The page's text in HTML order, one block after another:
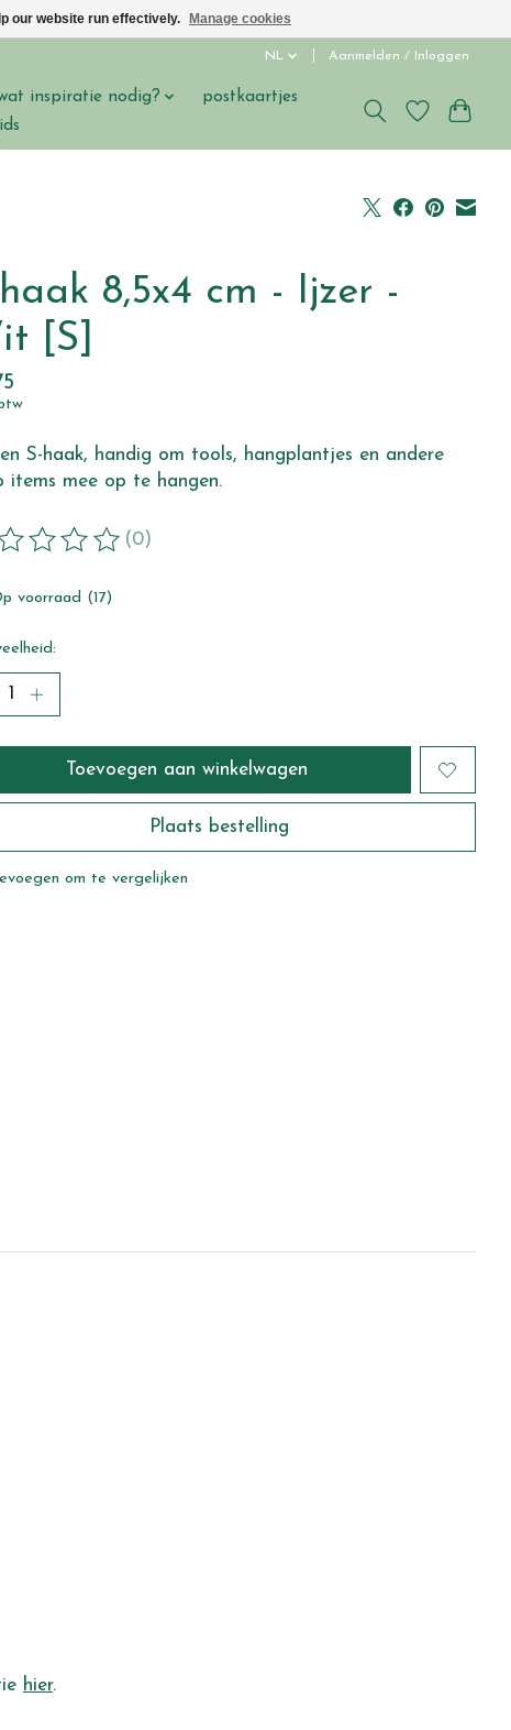
NL Aanmelden / Inloggen
inspiratie nodig?
postkaartjes
8,5x4 cm - Ijzer -
[S]
S-haak, handig om tools, hangplantjes en andere
items mee op te hangen.
van dit product is
(0)
voorraad (17)
Toevoegen aan winkelwagen
Plaats bestelling
om te vergelijken
hier.
our website run effectively. Manage cookies